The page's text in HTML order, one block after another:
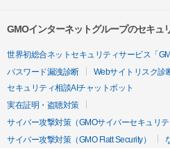
GMOインターネットグループのセキュ
世界初総合ネットセキュリティサービス「
パスワード漏洩診断
Webサイトリスク診
セキュリティ相談AIチャットボット
実在証明・盗聴対策
サイバー攻撃対策（GMOサイバーセキュリテ
サイバー攻撃対策（GMO Flatt Security）